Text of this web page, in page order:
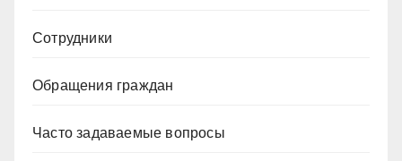
Сотрудники
Обращения граждан
Часто задаваемые вопросы